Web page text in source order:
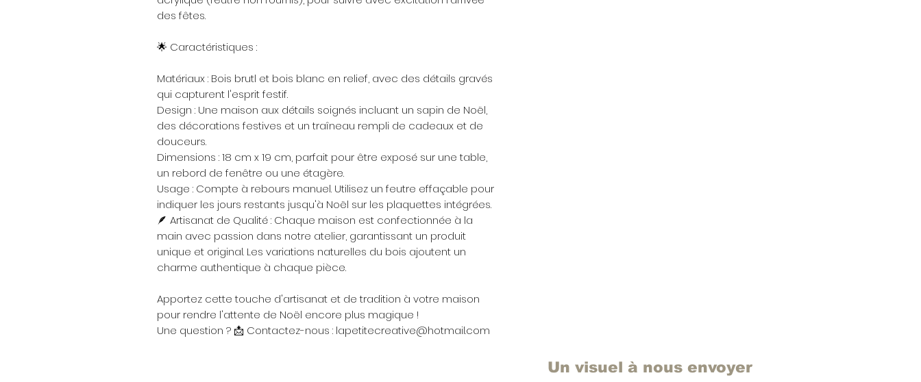
des fêtes.
🌟 Caractéristiques :
Matériaux : Bois brutl et bois blanc en relief, avec des détails gravés
qui capturent l'esprit festif.
Design : Une maison aux détails soignés incluant un sapin de Noël,
des décorations festives et un traîneau rempli de cadeaux et de
douceurs.
Dimensions : 18 cm x 19 cm, parfait pour être exposé sur une table,
un rebord de fenêtre ou une étagère.
Usage : Compte à rebours manuel. Utilisez un feutre effaçable pour
indiquer les jours restants jusqu'à Noël sur les plaquettes intégrées.
🪶 Artisanat de Qualité : Chaque maison est confectionnée à la
main avec passion dans notre atelier, garantissant un produit
unique et original. Les variations naturelles du bois ajoutent un
charme authentique à chaque pièce.
Apportez cette touche d'artisanat et de tradition à votre maison
pour rendre l'attente de Noël encore plus magique !
Une question ? 📩 Contactez-nous : lapetitecreative@hotmail.com
Un visuel à nous envoyer